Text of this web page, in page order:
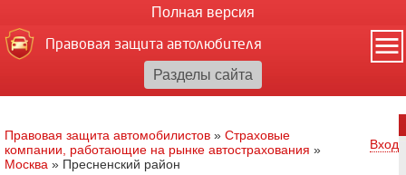
Полная версия
Правовая защита автолюбителя
Правовая защита автомобилистов » Страховые
компании, работающие на рынке автострахования »
Москва » Пресненский район
Вход